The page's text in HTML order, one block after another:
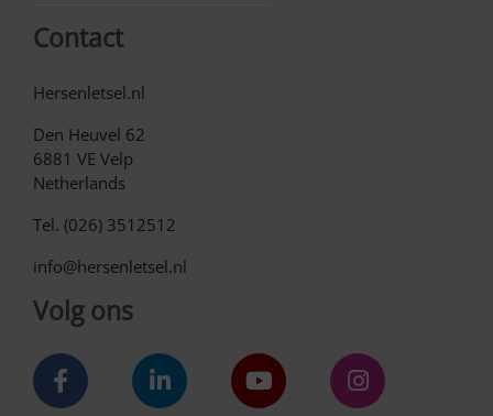
Contact
Hersenletsel.nl
Den Heuvel 62
6881 VE Velp
Netherlands
Tel. (026) 3512512
info@hersenletsel.nl
Volg ons